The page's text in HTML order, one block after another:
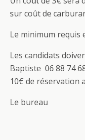
sur coût de
Le minimum requis
Les candidats
Baptiste 06 88 74
10€ de réservation
Le bureau